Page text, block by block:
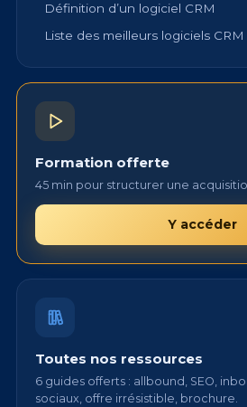
Définition d’un logiciel CRM
Liste des meilleurs logiciels CRM
Formation offerte
45 min pour structurer une
Y accéder
Toutes nos ressources
6 guides offerts : allbound, SEO,
sociaux, offre irrésistible, brochure.